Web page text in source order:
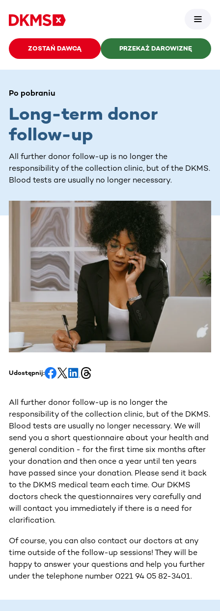
ZOSTAŃ DAWCĄ PRZEKAŻ DAROWIZNĘ
Po pobraniu
Long-term donor
follow-up
All further donor follow-up is no longer the
responsibility of the collection clinic, but of the DKMS.
Blood tests are usually no longer necessary.
Udostępnij:
All further donor follow-up is no longer the
responsibility of the collection clinic, but of the DKMS.
Blood tests are usually no longer necessary. We will
send you a short questionnaire about your health and
general condition - for the first time six months after
your donation and then once a year until ten years
have passed since your donation. Please send it back
to the DKMS medical team each time. Our DKMS
doctors check the questionnaires very carefully and
will contact you immediately if there is a need for
clarification.
Of course, you can also contact our doctors at any
time outside of the follow-up sessions! They will be
happy to answer your questions and help you further
under the telephone number 0221 94 05 82-3401.